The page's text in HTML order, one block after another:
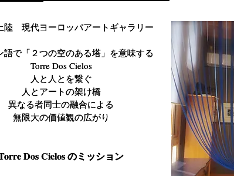
陸 現代ヨーロッパアートギャラリー
語で「２つの空のある塔」を意味する
Torre Dos Cielos
人と人とを繋ぐ
人とアートの架け橋
異なる者同士の融合による
無限大の価値観の広がり
Dos Cielos のミッション
陸 現代ヨーロッパアートギャラリー
語で「２つの空のある塔」を意味する
Torre Dos Cielos
人と人とを繋ぐ
人とアートの架け橋
異なる者同士の融合による
無限大の価値観の広がり
Dos Cielos のミッション